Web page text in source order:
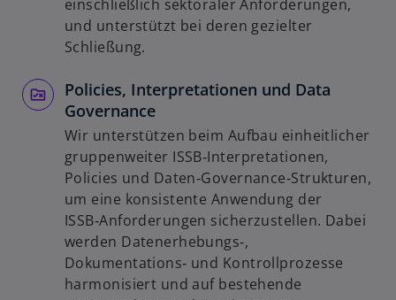
einschließlich sektoraler Anforderungen,
und unterstützt bei deren gezielter
Schließung.
Policies, Interpretationen und Data
Governance
Wir unterstützen beim Aufbau einheitlicher
gruppenweiter ISSB‑Interpretationen,
Policies und Daten‑Governance‑Strukturen,
um eine konsistente Anwendung der
ISSB‑Anforderungen sicherzustellen. Dabei
werden Datenerhebungs‑,
Dokumentations‑ und Kontrollprozesse
harmonisiert und auf bestehende